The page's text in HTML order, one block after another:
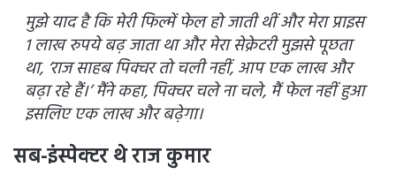
मुझे याद है कि मेरी फिल्में फेल हो जाती थीं और मेरा प्राइस
1 लाख रुपये बढ़ जाता था और मेरा सेक्रेटरी मुझसे पूछता
था, ‘राज साहब पिक्चर तो चली नहीं, आप एक लाख और
बढ़ा रहे हैं।’ मैंने कहा, पिक्चर चले ना चले, मैं फेल नहीं हुआ
इसलिए एक लाख और बढ़ेगा।
सब-इंस्पेक्टर थे राज कुमार